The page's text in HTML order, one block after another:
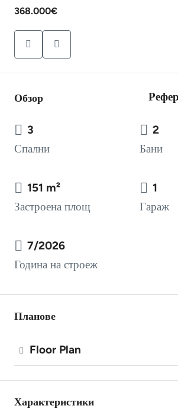
368.000€
Обзор
3
Спални
2
Бани
151 m²
Застроена площ
1
Гараж
7/2026
Година на строеж
Планове
Floor Plan
Характеристики